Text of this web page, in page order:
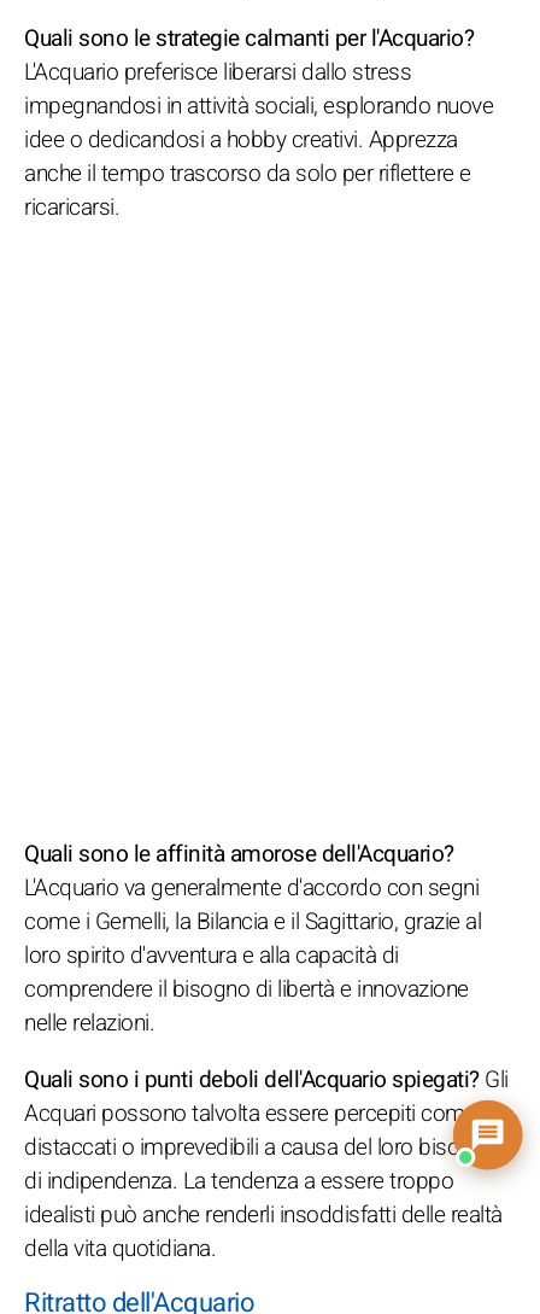
Quali sono le strategie calmanti per l'Acquario?
L'Acquario preferisce liberarsi dallo stress
impegnandosi in attività sociali, esplorando nuove
idee o dedicandosi a hobby creativi. Apprezza
anche il tempo trascorso da solo per riflettere e
ricaricarsi.
Quali sono le affinità amorose dell'Acquario?
L'Acquario va generalmente d'accordo con segni
come i Gemelli, la Bilancia e il Sagittario, grazie al
loro spirito d'avventura e alla capacità di
comprendere il bisogno di libertà e innovazione
nelle relazioni.
Quali sono i punti deboli dell'Acquario spiegati?Gli
Acquari possono talvolta essere percepiti come
distaccati o imprevedibili a causa del loro bisogno
di indipendenza. La tendenza a essere troppo
idealisti può anche renderli insoddisfatti delle realtà
della vita quotidiana.
Ritratto dell'Acquario